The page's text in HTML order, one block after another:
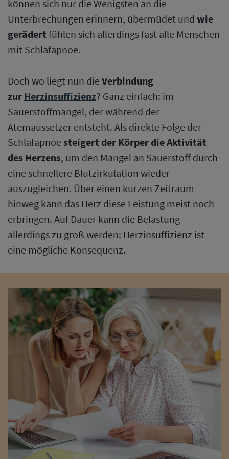
können sich nur die Wenigsten an die
Unterbrechungen erinnern, übermüdet und wie
gerädert fühlen sich allerdings fast alle Menschen
mit Schlafapnoe.
Doch wo liegt nun die Verbindung
zur Herzinsuffizienz? Ganz einfach: im
Sauerstoffmangel, der während der
Atemaussetzer entsteht. Als direkte Folge der
Schlafapnoe steigert der Körper die Aktivität
des Herzens, um den Mangel an Sauerstoff durch
eine schnellere Blutzirkulation wieder
auszugleichen. Über einen kurzen Zeitraum
hinweg kann das Herz diese Leistung meist noch
erbringen. Auf Dauer kann die Belastung
allerdings zu groß werden: Herzinsuffizienz ist
eine mögliche Konsequenz.